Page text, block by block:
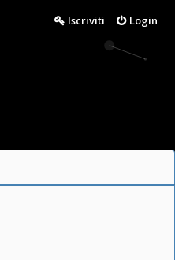
Login
Iscriviti